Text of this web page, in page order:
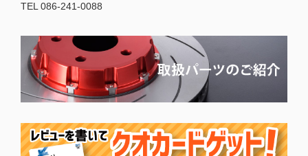
TEL 086-241-0088